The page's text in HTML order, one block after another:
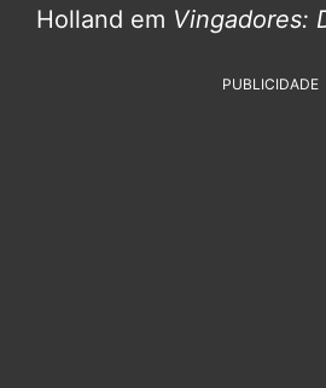
Holland em Vingadores:
PUBLICIDADE